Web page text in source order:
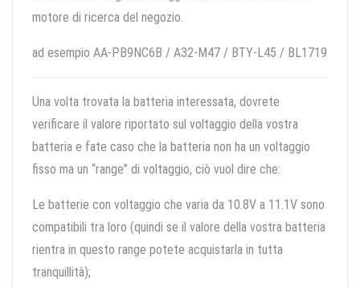
motore di ricerca del negozio.
ad esempio AA-PB9NC6B / A32-M47 / BTY-L45 / BL1719
Una volta trovata la batteria interessata, dovrete
verificare il valore riportato sul voltaggio della vostra
batteria e fate caso che la batteria non ha un voltaggio
fisso ma un “range” di voltaggio, ciò vuol dire che:
Le batterie con voltaggio che varia da 10.8V a 11.1V sono
compatibili tra loro (quindi se il valore della vostra batteria
rientra in questo range potete acquistarla in tutta
tranquillità);